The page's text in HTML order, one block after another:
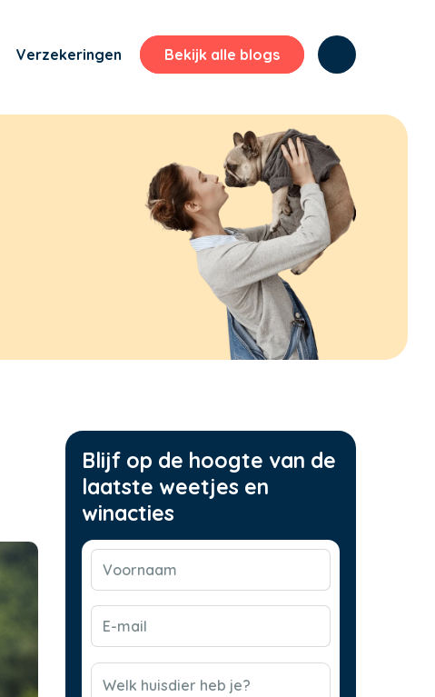
Verzekeringen Bekijk alle blogs
Blijf op de hoogte van de
laatste weetjes en
winacties
Voornaam
E-
mail
CAPTCHA
Welk huisdier heb je?